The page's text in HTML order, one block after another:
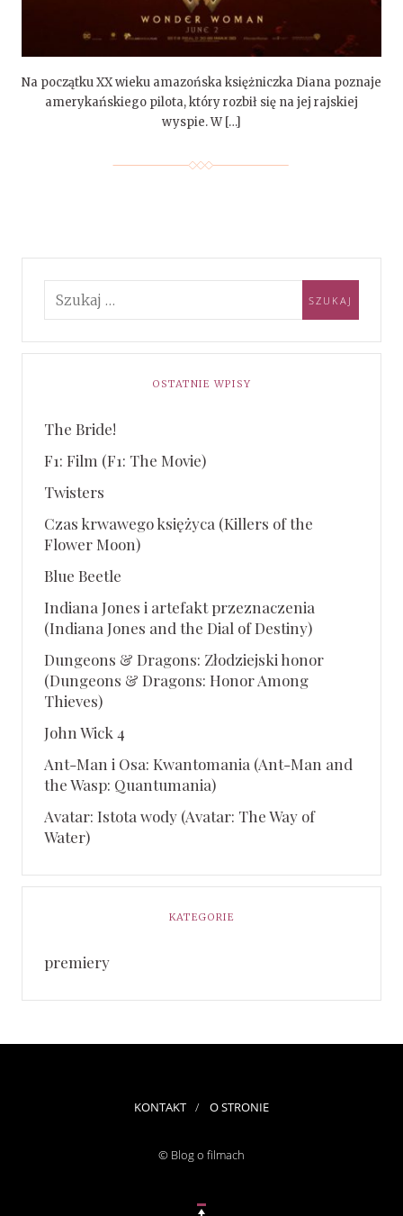
Na początku XX wieku amazońska księżniczka Diana poznaje
amerykańskiego pilota, który rozbił się na jej rajskiej
wyspie. W […]
OSTATNIE WPISY
The Bride!
F1: Film (F1: The Movie)
Twisters
Czas krwawego księżyca (Killers of the
Flower Moon)
Blue Beetle
Indiana Jones i artefakt przeznaczenia
(Indiana Jones and the Dial of Destiny)
Dungeons & Dragons: Złodziejski honor
(Dungeons & Dragons: Honor Among
Thieves)
John Wick 4
Ant-Man i Osa: Kwantomania (Ant-Man and
the Wasp: Quantumania)
Avatar: Istota wody (Avatar: The Way of
Water)
KATEGORIE
premiery
KONTAKT O STRONIE
© Blog o filmach